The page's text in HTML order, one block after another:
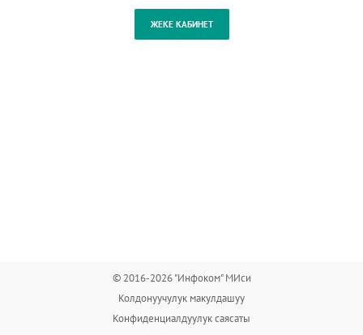
© 2016-2026 "Инфоком" МИси
Колдонуучулук макулдашуу
Конфиденциалдуулук саясаты